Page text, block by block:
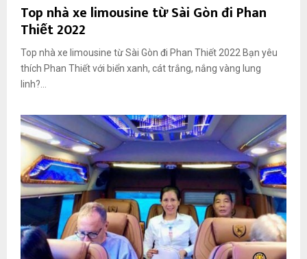
Top nhà xe limousine từ Sài Gòn đi Phan
Thiết 2022
Top nhà xe limousine từ Sài Gòn đi Phan Thiết 2022 Bạn yêu
thích Phan Thiết với biển xanh, cát trắng, nắng vàng lung
linh?...